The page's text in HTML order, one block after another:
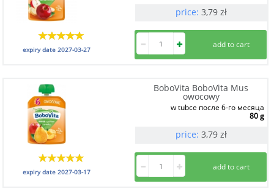
price: 3,79 zł
expiry date 2027-03-27
BoboVita BoboVita Mus
owocowy
w tubce после 6-го месяца
80 g
price: 3,79 zł
expiry date 2027-03-17